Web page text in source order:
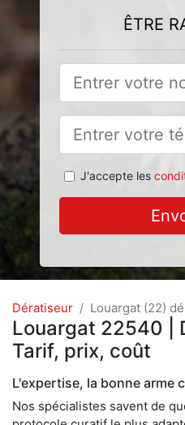
ÊTRE
J'accepte les
Dératiseur Louargat (22)
Louargat 22540 |
Tarif, prix, coût
L'expertise, la bonne arme
Nos spécialistes savent de